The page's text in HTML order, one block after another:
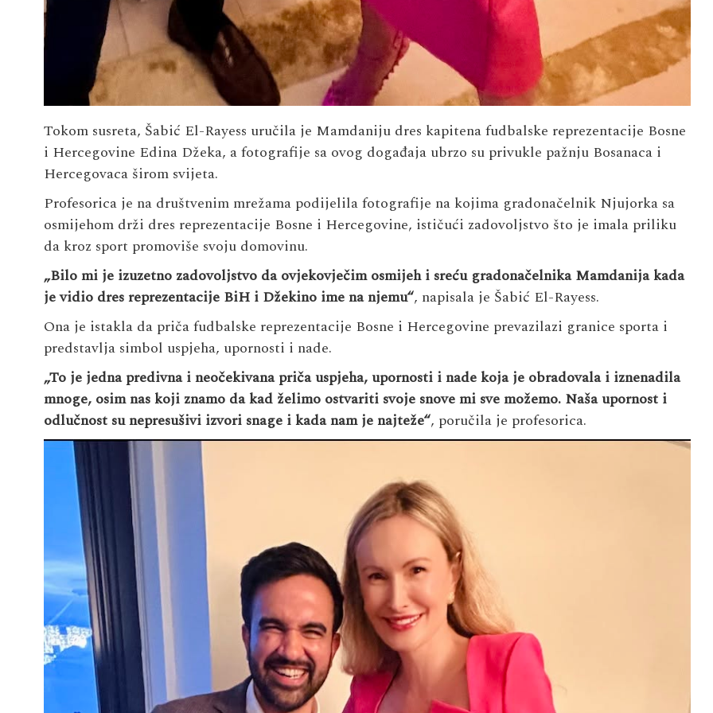
Tokom susreta, Šabić El-Rayess uručila je Mamdaniju dres kapitena fudbalske reprezentacije Bosne
i Hercegovine Edina Džeka, a fotografije sa ovog događaja ubrzo su privukle pažnju Bosanaca i
Hercegovaca širom svijeta.
Profesorica je na društvenim mrežama podijelila fotografije na kojima gradonačelnik Njujorka sa
osmijehom drži dres reprezentacije Bosne i Hercegovine, ističući zadovoljstvo što je imala priliku
da kroz sport promoviše svoju domovinu.
„Bilo mi je izuzetno zadovoljstvo da ovjekovječim osmijeh i sreću gradonačelnika Mamdanija kada
je vidio dres reprezentacije BiH i Džekino ime na njemu“, napisala je Šabić El-Rayess.
Ona je istakla da priča fudbalske reprezentacije Bosne i Hercegovine prevazilazi granice sporta i
predstavlja simbol uspjeha, upornosti i nade.
„To je jedna predivna i neočekivana priča uspjeha, upornosti i nade koja je obradovala i iznenadila
mnoge, osim nas koji znamo da kad želimo ostvariti svoje snove mi sve možemo. Naša upornost i
odlučnost su nepresušivi izvori snage i kada nam je najteže“, poručila je profesorica.